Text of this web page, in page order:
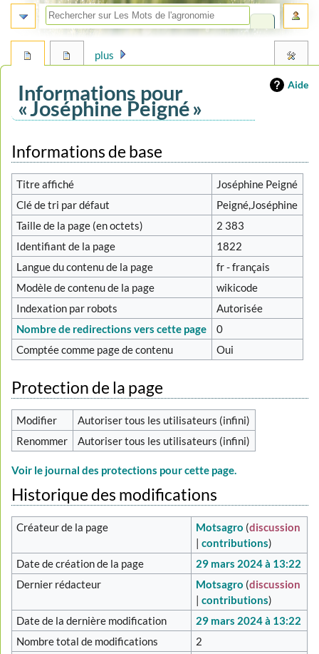
Aide
Informations pour
« Joséphine Peigné »
Aller
à
la
navigation
Aller
à
la
recherche
Informations de base
Titre affiché
Joséphine Peigné
Clé de tri par défaut
Peigné,Joséphine
Taille de la page (en octets)
2 383
Identifiant de la page
1822
Langue du contenu de la page
fr - français
Modèle de contenu de la page
wikicode
Indexation par robots
Autorisée
Nombre de redirections vers cette page
0
Comptée comme page de contenu
Oui
Protection de la page
Modifier
Autoriser tous les utilisateurs (infini)
Renommer
Autoriser tous les utilisateurs (infini)
Voir le journal des protections pour cette page.
Historique des modifications
Créateur de la page Motsagro (discussion
|contributions)
Date de création de la page
29 mars 2024 à 13:22
Dernier rédacteur
Motsagro (discussion
|contributions)
Date de la dernière modification
29 mars 2024 à 13:22
Nombre total de modifications
2
plus